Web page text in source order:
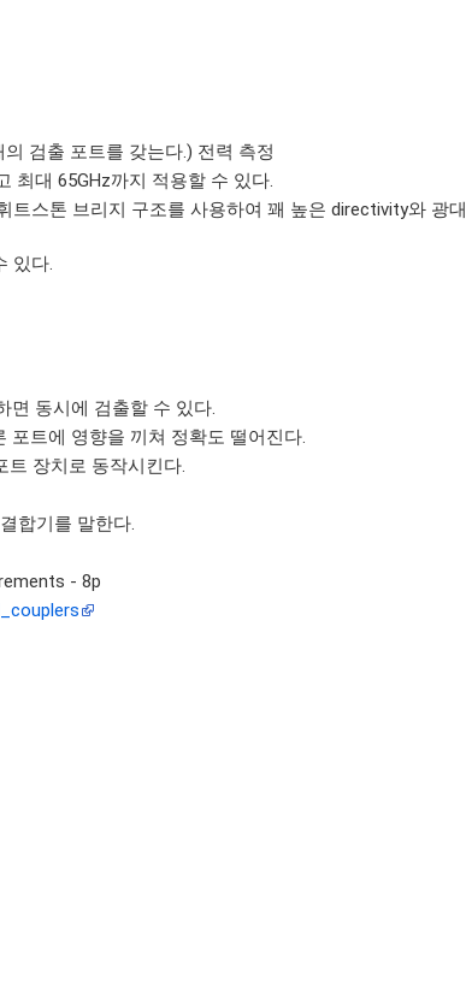
검출 포트를 갖는다.) 전력 측정
최대 65GHz까지 적용할 수 있다.
트스톤 브리지 구조를 사용하여 꽤 높은 directivity와 광대
있다.
동시에 검출할 수 있다.
트에 영향을 끼쳐 정확도 떨어진다.
장치로 동작시킨다.
합기를 말한다.
- 8p